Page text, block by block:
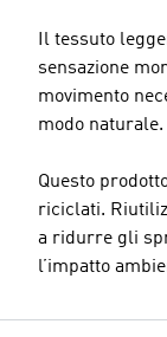
Il tessuto
sensazione
movimento
modo naturale.
Questo
riciclati.
a ridurre gli
l’impatto